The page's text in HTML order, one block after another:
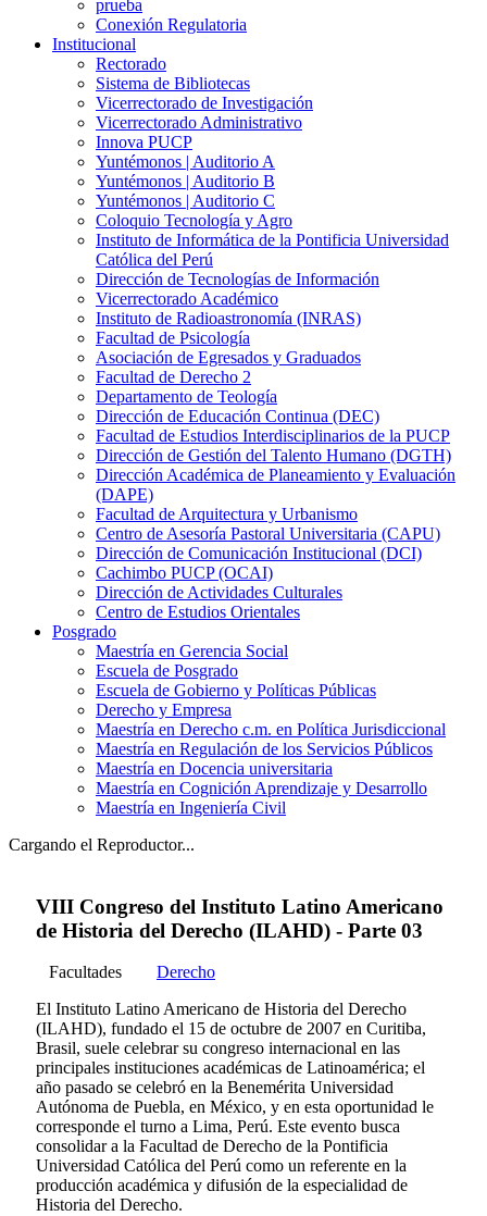
prueba
Conexión Regulatoria
Institucional
Rectorado
Sistema de Bibliotecas
Vicerrectorado de Investigación
Vicerrectorado Administrativo
Innova PUCP
Yuntémonos | Auditorio A
Yuntémonos | Auditorio B
Yuntémonos | Auditorio C
Coloquio Tecnología y Agro
Instituto de Informática de la Pontificia Universidad
Católica del Perú
Dirección de Tecnologías de Información
Vicerrectorado Académico
Instituto de Radioastronomía (INRAS)
Facultad de Psicología
Asociación de Egresados y Graduados
Facultad de Derecho 2
Departamento de Teología
Dirección de Educación Continua (DEC)
Facultad de Estudios Interdisciplinarios de la PUCP
Dirección de Gestión del Talento Humano (DGTH)
Dirección Académica de Planeamiento y Evaluación
(DAPE)
Facultad de Arquitectura y Urbanismo
Centro de Asesoría Pastoral Universitaria (CAPU)
Dirección de Comunicación Institucional (DCI)
Cachimbo PUCP (OCAI)
Dirección de Actividades Culturales
Centro de Estudios Orientales
Posgrado
Maestría en Gerencia Social
Escuela de Posgrado
Escuela de Gobierno y Políticas Públicas
Derecho y Empresa
Maestría en Derecho c.m. en Política Jurisdiccional
Maestría en Regulación de los Servicios Públicos
Maestría en Docencia universitaria
Maestría en Cognición Aprendizaje y Desarrollo
Maestría en Ingeniería Civil
Cargando el Reproductor...
VIII Congreso del Instituto Latino Americano
de Historia del Derecho (ILAHD) - Parte 03
Facultades
Derecho
El Instituto Latino Americano de Historia del Derecho
(ILAHD), fundado el 15 de octubre de 2007 en Curitiba,
Brasil, suele celebrar su congreso internacional en las
principales instituciones académicas de Latinoamérica; el
año pasado se celebró en la Benemérita Universidad
Autónoma de Puebla, en México, y en esta oportunidad le
corresponde el turno a Lima, Perú. Este evento busca
consolidar a la Facultad de Derecho de la Pontificia
Universidad Católica del Perú como un referente en la
producción académica y difusión de la especialidad de
Historia del Derecho.